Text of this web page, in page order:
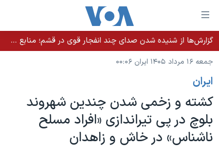
لینکهای
قابل
دسترسی
جهش
محتوای
اصلی
جهش
به
صفحه
خانه
نسخه سبک وب‌سایت
موضوع ها
ایران
آمریکا
جهان
برنامه های تلویزیونی
جدول برنامه ها
صفحه‌های ویژه
گزارش‌ها از شنیده شدن صدای چند انفجار قوی در قشم؛ منابع حکومتی می‌گویند درگیری در تنگه هرمز بود
جمعه ۱۶ مرداد ۱۴۰۵ ایران ۰۰:۰۶
ايران
کشته و زخمی شدن چندین شهروند
بلوچ در پی تیراندازی «افراد مسلح
ناشناس» در خاش و زاهدان